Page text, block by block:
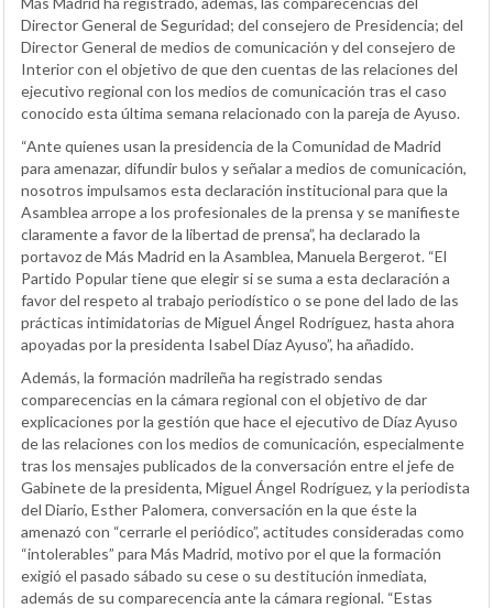
Director General de Seguridad; del consejero de Presidencia; del
Director General de medios de comunicación y del consejero de
Interior con el objetivo de que den cuentas de las relaciones del
ejecutivo regional con los medios de comunicación tras el caso
conocido esta última semana relacionado con la pareja de Ayuso.
“Ante quienes usan la presidencia de la Comunidad de Madrid
para amenazar, difundir bulos y señalar a medios de comunicación,
nosotros impulsamos esta declaración institucional para que la
Asamblea arrope a los profesionales de la prensa y se manifieste
claramente a favor de la libertad de prensa”, ha declarado la
portavoz de Más Madrid en la Asamblea, Manuela Bergerot. “El
Partido Popular tiene que elegir si se suma a esta declaración a
favor del respeto al trabajo periodístico o se pone del lado de las
prácticas intimidatorias de Miguel Ángel Rodríguez, hasta ahora
apoyadas por la presidenta Isabel Díaz Ayuso”, ha añadido.
Además, la formación madrileña ha registrado sendas
comparecencias en la cámara regional con el objetivo de dar
explicaciones por la gestión que hace el ejecutivo de Díaz Ayuso
de las relaciones con los medios de comunicación, especialmente
tras los mensajes publicados de la conversación entre el jefe de
Gabinete de la presidenta, Miguel Ángel Rodríguez, y la periodista
del Diario, Esther Palomera, conversación en la que éste la
amenazó con “cerrarle el periódico”, actitudes consideradas como
“intolerables” para Más Madrid, motivo por el que la formación
exigió el pasado sábado su cese o su destitución inmediata,
además de su comparecencia ante la cámara regional. “Estas